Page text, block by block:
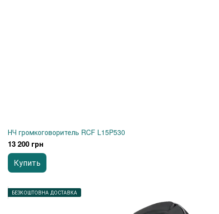
НЧ громкоговоритель RCF L15P530
13 200 грн
Купить
БЕЗКОШТОВНА ДОСТАВКА